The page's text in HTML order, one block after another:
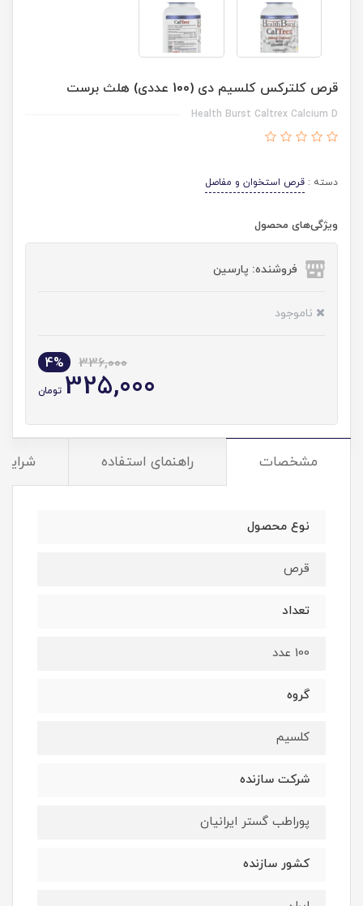
قرص کلترکس کلسیم دی (100 عددی) هلث برست
Health Burst Caltrex Calcium D
دسته : قرص استخوان و مفاصل
ویژگی‌های محصول
فروشنده: پارسین
ناموجود
336,000
4%
325,000 تومان
مشخصات راهنمای استفاده
نوع محصول
قرص
تعداد
100 عدد
گروه
کلسیم
شرکت سازنده
پوراطب گستر ایرانیان
کشور سازنده